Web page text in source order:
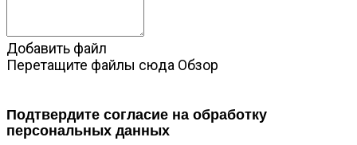
Добавить файл
Перетащите файлы сюда Обзор
Подтвердите согласие на обработку
персональных данных